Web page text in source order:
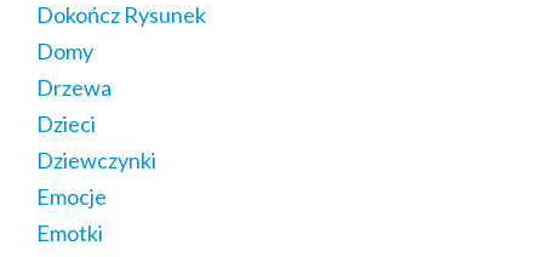
Dokończ Rysunek
Domy
Drzewa
Dzieci
Dziewczynki
Emocje
Emotki